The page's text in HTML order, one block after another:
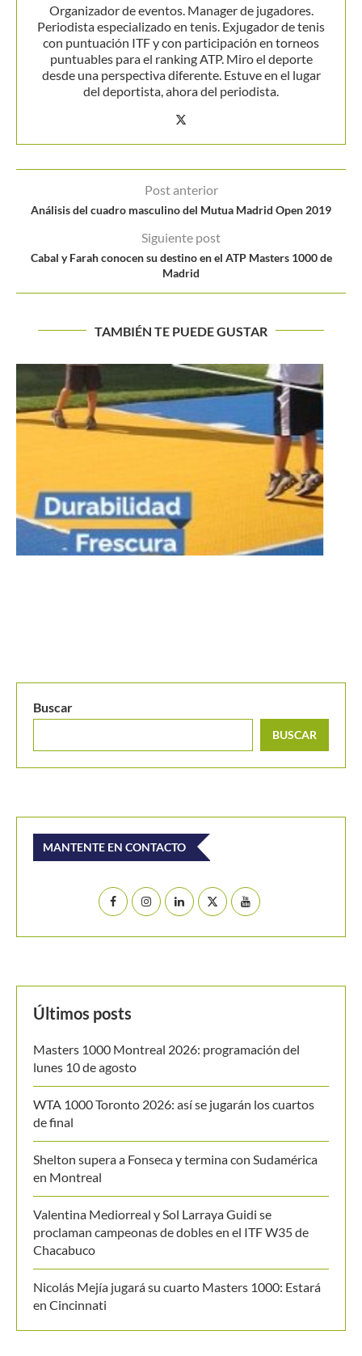
Organizador de eventos. Manager de jugadores.
Periodista especializado en tenis. Exjugador de tenis
con puntuación ITF y con participación en torneos
puntuables para el ranking ATP. Miro el deporte
desde una perspectiva diferente. Estuve en el lugar
del deportista, ahora del periodista.
Post anterior
Análisis del cuadro masculino del Mutua Madrid Open 2019
Siguiente post
Cabal y Farah conocen su destino en el ATP Masters 1000 de
Madrid
TAMBIÉN TE PUEDE GUSTAR
Récords y victoria para Federer en el Australian Open
Buscar
Últimos posts
Masters 1000 Montreal 2026: programación del
lunes 10 de agosto
Shelton supera a Fonseca y termina con Sudamérica
en Montreal
Valentina Mediorreal y Sol Larraya Guidi se
proclaman campeonas de dobles en el ITF W35 de
Chacabuco
en Cincinnati